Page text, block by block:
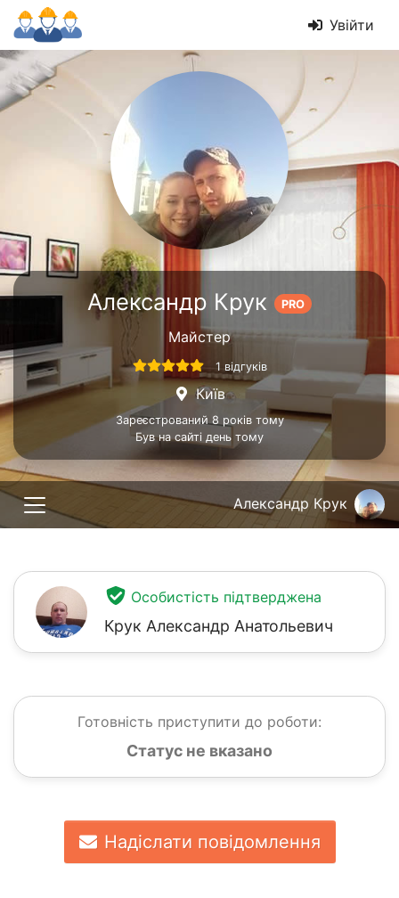
Увійти
Александр Крук PRO
Майстер
1 відгуків
Київ
Зареєстрований 8 років тому
Був на сайті день тому
Александр Крук
Особистість підтверджена
Крук Александр Анатольевич
Готовність приступити до роботи:
Статус не вказано
Надіслати повідомлення